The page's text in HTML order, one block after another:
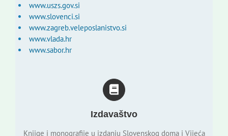
www.uszs.gov.si
www.slovenci.si
www.zagreb.veleposlanistvo.si
www.vlada.hr
www.sabor.hr
Izdavaštvo
Knjige i monografije u izdanju Slovenskog doma i Vijeća